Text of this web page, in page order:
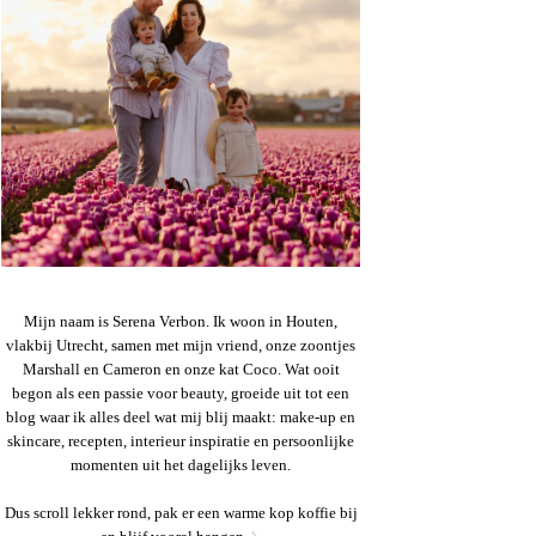
Mijn naam is Serena Verbon. Ik woon in Houten,
vlakbij Utrecht, samen met mijn vriend, onze zoontjes
Marshall en Cameron en onze kat Coco. Wat ooit
begon als een passie voor beauty, groeide uit tot een
blog waar ik alles deel wat mij blij maakt: make-up en
skincare, recepten, interieur inspiratie en persoonlijke
momenten uit het dagelijks leven.
Dus scroll lekker rond, pak er een warme kop koffie bij